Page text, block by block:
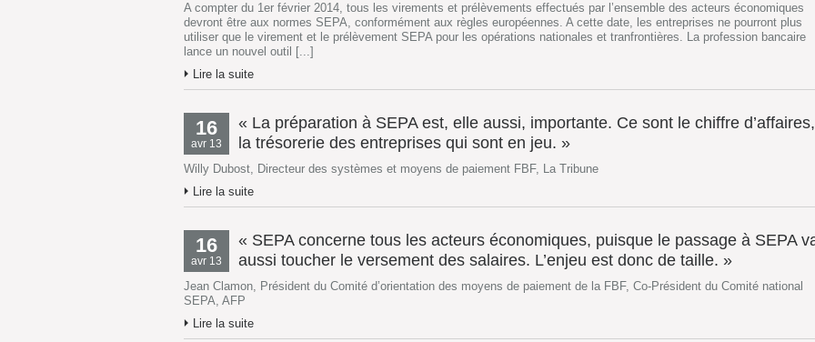
A compter du 1er février 2014, tous les virements et prélèvements effectués par l’ensemble des acteurs économiques
devront être aux normes SEPA, conformément aux règles européennes. A cette date, les entreprises ne pourront plus
utiliser que le virement et le prélèvement SEPA pour les opérations nationales et tranfrontières. La profession bancaire
lance un nouvel outil [...]
Lire la suite
16
avr 13
« La préparation à SEPA est, elle aussi, importante. Ce sont le chiffre d’affaires,
la trésorerie des entreprises qui sont en jeu. »
Willy Dubost, Directeur des systèmes et moyens de paiement FBF, La Tribune
Lire la suite
16
avr 13
« SEPA concerne tous les acteurs économiques, puisque le passage à SEPA
aussi toucher le versement des salaires. L’enjeu est donc de taille. »
Jean Clamon, Président du Comité d’orientation des moyens de paiement de la FBF, Co-Président du Comité national
SEPA, AFP
Lire la suite